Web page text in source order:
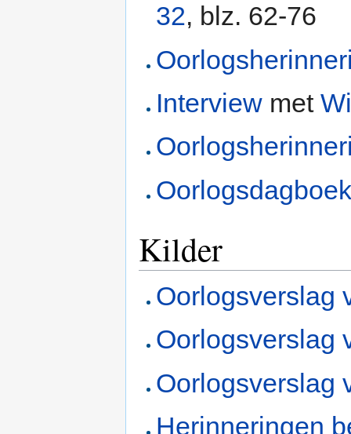
32, blz. 62-76
Interview met
Kilder
Oorlogsverslag
Oorlogsverslag
Oorlogsverslag
Herinneringen